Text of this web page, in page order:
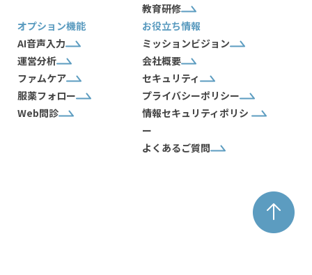
教育研修
オプション機能
AI音声入力
運営分析
ファムケア
服薬フォロー
Web問診
お役立ち情報
ミッションビジョン
会社概要
セキュリティ
プライバシーポリシー
情報セキュリティポリシ
ー
よくあるご質問